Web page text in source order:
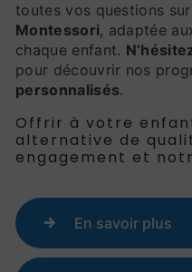
toutes vos questions
Montessori, adaptée
chaque enfant.
pour découvrir nos
personnalisés.
Offrir à votre
alternative de
engagement et
En savoir plus